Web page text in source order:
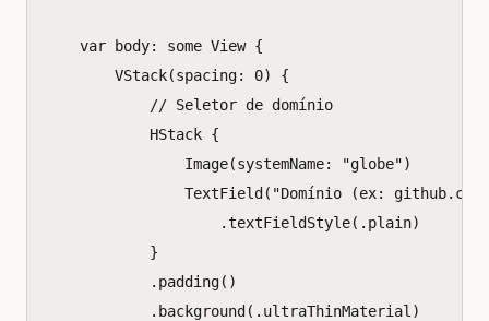
var body: some View {
VStack(spacing: 0)
{
// Seletor de domínio
HStack {
Image(systemName: "globe")
TextField ( "Domínio (ex:
.textFieldStyle(. plain)
}
. padding()
. background (. ultraThinMaterial )